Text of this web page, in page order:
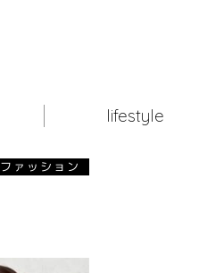
lifestyle
ファッション